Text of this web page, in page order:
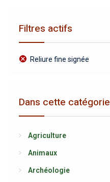
Filtres actifs
Reliure fine signée
Dans cette catégorie
Agriculture
Animaux
Archéologie